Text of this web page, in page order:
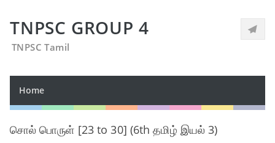
TNPSC GROUP 4
TNPSC Tamil
Home
சொல் பொருள் [23 to 30] (6th தமிழ் இயல் 3)